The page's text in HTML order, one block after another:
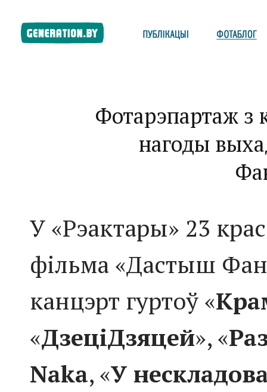
Фотарэпартаж з
нагоды
У «Рэактары» 23
фільма «Дастыш
канцэрт гуртоў «
«ДзеціДзяцей», «
Naka, «У